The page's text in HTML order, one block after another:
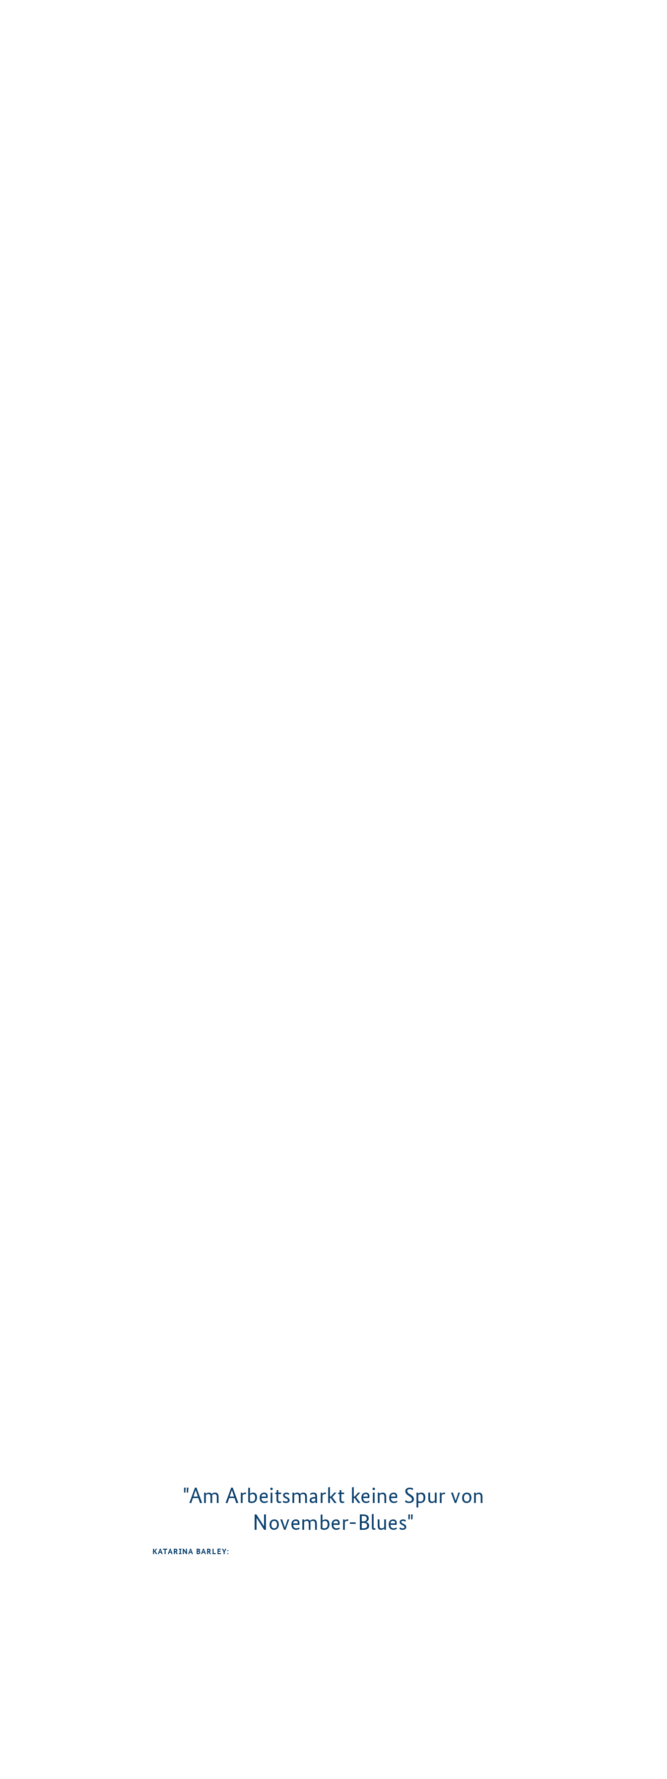
"Am Arbeitsmarkt keine Spur von
November-Blues"
KATARINA BARLEY: